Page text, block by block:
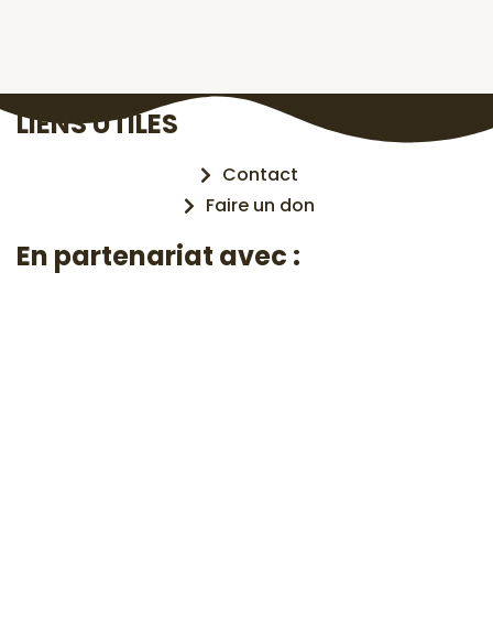
LIENS UTILES
Contact
Faire un don
En partenariat avec :